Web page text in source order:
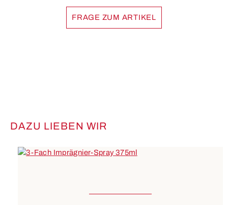
FRAGE ZUM ARTIKEL
Produktgalerie überspringen
DAZU LIEBEN WIR